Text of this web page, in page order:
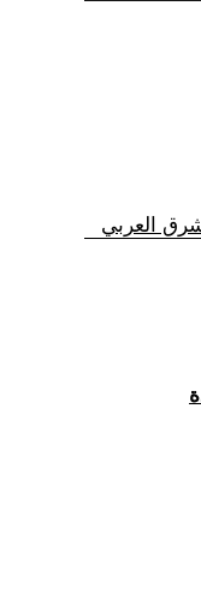
العربي